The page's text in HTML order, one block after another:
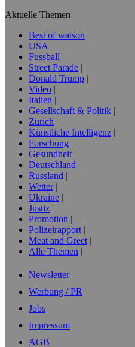
Aktuelle Themen
Best of watson
USA
Fussball
Street Parade
Donald Trump
Video
Italien
Gesellschaft & Politik
Zürich
Künstliche Intelligenz
Forschung
Gesundheit
Deutschland
Russland
Wetter
Ukraine
Justiz
Promotion
Polizeirapport
Meat and Greet
Alle Themen
Newsletter
Werbung / PR
Jobs
Impressum
AGB